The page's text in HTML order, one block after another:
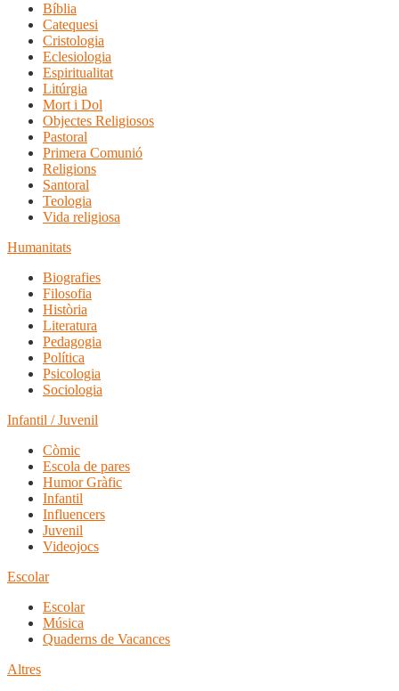
Bíblia
Catequesi
Cristologia
Eclesiologia
Espiritualitat
Litúrgia
Mort i Dol
Objectes Religiosos
Pastoral
Primera Comunió
Religions
Santoral
Teologia
Vida religiosa
Humanitats
Biografies
Filosofia
Història
Literatura
Pedagogia
Política
Psicologia
Sociologia
Infantil / Juvenil
Còmic
Escola de pares
Humor Gràfic
Infantil
Influencers
Juvenil
Videojocs
Escolar
Escolar
Música
Quaderns de Vacances
Altres